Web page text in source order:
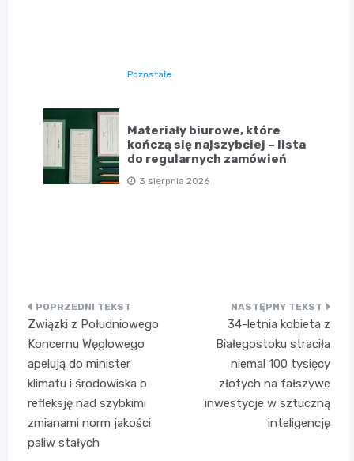
Pozostałe
Materiały biurowe, które
kończą się najszybciej – lista
do regularnych zamówień
3 sierpnia 2026
Nawigacja
wpisu
Związki z Południowego
Koncernu Węglowego
apelują do minister
klimatu i środowiska o
refleksję nad szybkimi
zmianami norm jakości
paliw stałych
34-letnia kobieta z
Białegostoku straciła
niemal 100 tysięcy
złotych na fałszywe
inwestycje w sztuczną
inteligencję